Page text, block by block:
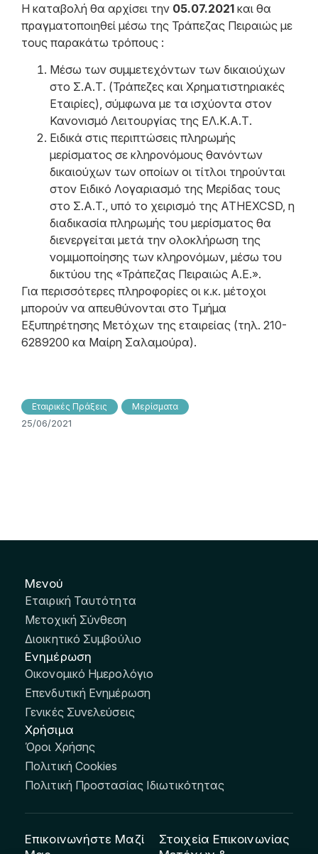
Η καταβολή θα αρχίσει την 05.07.2021 και θα
πραγματοποιηθεί μέσω της Τράπεζας Πειραιώς με
τους παρακάτω τρόπους :
Μέσω των συμμετεχόντων των δικαιούχων
στο Σ.Α.Τ. (Τράπεζες και Χρηματιστηριακές
Εταιρίες), σύμφωνα με τα ισχύοντα στον
Κανονισμό Λειτουργίας της ΕΛ.Κ.Α.Τ.
Ειδικά στις περιπτώσεις πληρωμής
μερίσματος σε κληρονόμους θανόντων
δικαιούχων των οποίων οι τίτλοι τηρούνται
στον Ειδικό Λογαριασμό της Μερίδας τους
στο Σ.Α.T., υπό το χειρισμό της ATHEXCSD, η
διαδικασία πληρωμής του μερίσματος θα
διενεργείται μετά την ολοκλήρωση της
νομιμοποίησης των κληρονόμων, μέσω του
δικτύου της «Τράπεζας Πειραιώς Α.Ε.».
Για περισσότερες πληροφορίες οι κ.κ. μέτοχοι
μπορούν να απευθύνονται στο Τμήμα
Εξυπηρέτησης Μετόχων της εταιρείας (τηλ. 210-
6289200 κα Μαίρη Σαλαμούρα).
Εταιρικές Πράξεις Μερίσματα
25/06/2021
Μενού
Εταιρική Ταυτότητα
Μετοχική Σύνθεση
Διοικητικό Συμβούλιο
Ενημέρωση
Οικονομικό Ημερολόγιο
Επενδυτική Ενημέρωση
Γενικές Συνελεύσεις
Χρήσιμα
Όροι Χρήσης
Πολιτική Cookies
Πολιτική Προστασίας Ιδιωτικότητας
Επικοινωνήστε Μαζί
Στοιχεία Επικοινωνίας